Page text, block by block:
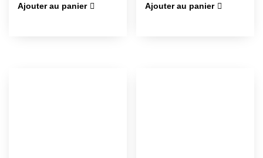
Ajouter au panier Ajouter au panier